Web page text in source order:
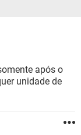
após o
unidade de